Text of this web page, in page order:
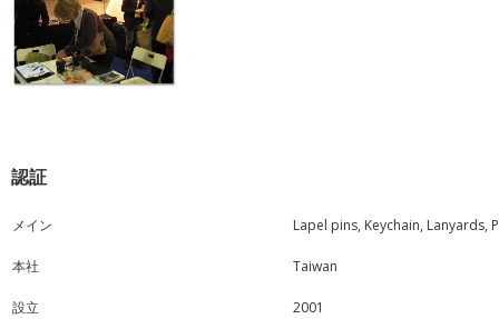
認証
メイン Lapel pins, Keychain, Lanyards,
本社 Taiwan
設立 2001